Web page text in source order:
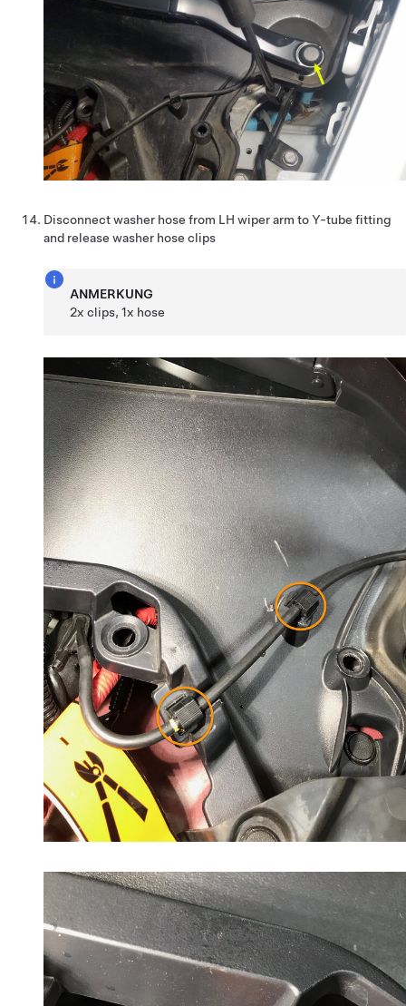
Disconnect washer hose from LH wiper arm to Y-tube fitting
and release washer hose clips
ANMERKUNG
2x clips, 1x hose